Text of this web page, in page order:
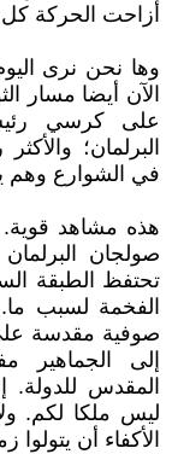
أزاحت الحركة كل
وها نحن نرى
الآن أيضا مسار
على كرسي
البرلمان؛
في الشوارع وهم
هذه مشاهد قوية.
صولجان
تحتفظ الطبقة
الفخمة لسبب
صوفية مقدسة على
إلى الجماهير
المقدس للدولة.
ليس ملكا لكم.
الأكفاء أن يتولوا